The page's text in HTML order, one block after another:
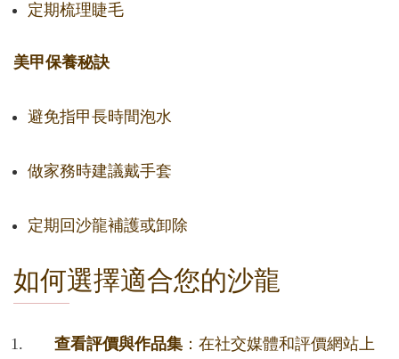
定期梳理睫毛
美甲保養秘訣
避免指甲長時間泡水
做家務時建議戴手套
定期回沙龍補護或卸除
如何選擇適合您的沙龍
查看評價與作品集 ：在社交媒體和評價網站上